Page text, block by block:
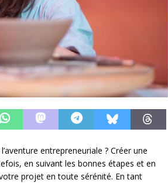
entrepreneuriale ? Créer une
en suivant les bonnes étapes et en
projet en toute sérénité. En tant